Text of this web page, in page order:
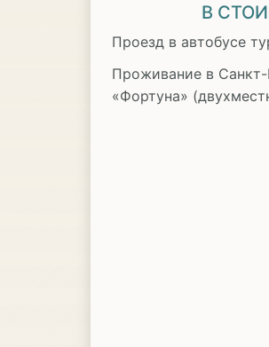
В
Проезд в автобусе
Проживание в
«Фортуна»